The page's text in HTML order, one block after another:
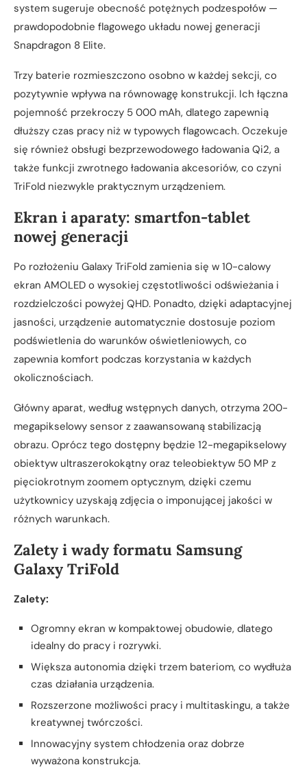
system sugeruje obecność potężnych podzespołów —
prawdopodobnie flagowego układu nowej generacji
Snapdragon 8 Elite.
Trzy baterie rozmieszczono osobno w każdej sekcji, co
pozytywnie wpływa na równowagę konstrukcji. Ich łączna
pojemność przekroczy 5 000 mAh, dlatego zapewnią
dłuższy czas pracy niż w typowych flagowcach. Oczekuje
się również obsługi bezprzewodowego ładowania Qi2, a
także funkcji zwrotnego ładowania akcesoriów, co czyni
TriFold niezwykle praktycznym urządzeniem.
Ekran i aparaty: smartfon-tablet
nowej generacji
Po rozłożeniu Galaxy TriFold zamienia się w 10-calowy
ekran AMOLED o wysokiej częstotliwości odświeżania i
rozdzielczości powyżej QHD. Ponadto, dzięki adaptacyjnej
jasności, urządzenie automatycznie dostosuje poziom
podświetlenia do warunków oświetleniowych, co
zapewnia komfort podczas korzystania w każdych
okolicznościach.
Główny aparat, według wstępnych danych, otrzyma 200-
megapikselowy sensor z zaawansowaną stabilizacją
obrazu. Oprócz tego dostępny będzie 12-megapikselowy
obiektyw ultraszerokokątny oraz teleobiektyw 50 MP z
pięciokrotnym zoomem optycznym, dzięki czemu
użytkownicy uzyskają zdjęcia o imponującej jakości w
różnych warunkach.
Zalety i wady formatu Samsung
Galaxy TriFold
Zalety:
Ogromny ekran w kompaktowej obudowie, dlatego
idealny do pracy i rozrywki.
Większa autonomia dzięki trzem bateriom, co wydłuża
czas działania urządzenia.
Rozszerzone możliwości pracy i multitaskingu, a także
kreatywnej twórczości.
Innowacyjny system chłodzenia oraz dobrze
wyważona konstrukcja.